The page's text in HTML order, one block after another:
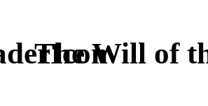
The Will of